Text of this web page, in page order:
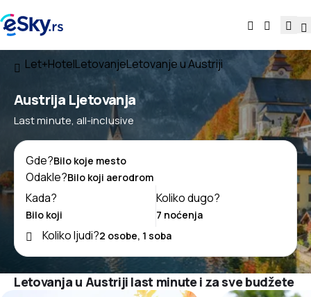
Let+HotelLetovanjeLetovanje u Austriji
Austrija Ljetovanja
Last minute, all-inclusive
Gde?
Odakle?
Kada?
Koliko dugo?
Koliko ljudi?
Letovanja u Austriji last minute i za sve budžete